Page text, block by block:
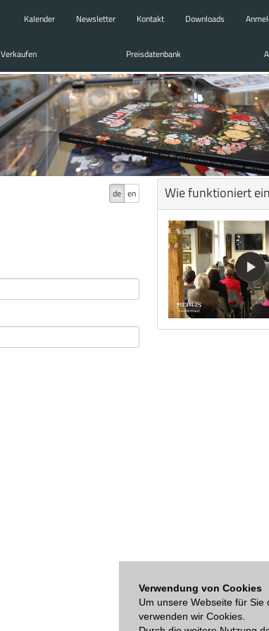
Verwendung von Cookies
Um unsere Webseite für Sie
verwenden wir Cookies.
Kalender Newsletter Kontakt Downloads
Verkaufen Preisdatenbank
de en Wie funktioniert